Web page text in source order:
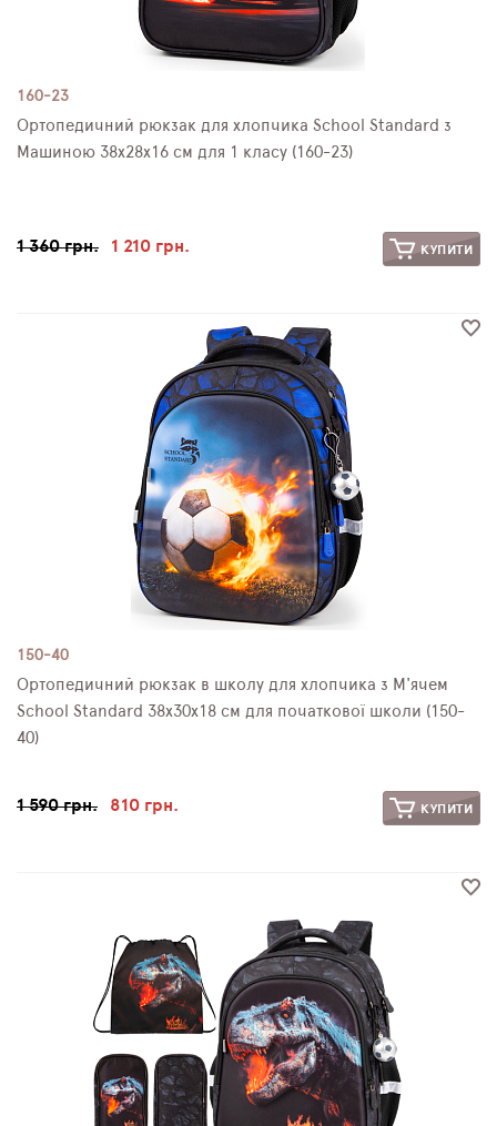
160-23
Ортопедичний рюкзак для хлопчика School Standard з
Машиною 38х28х16 см для 1 класу (160-23)
1 360 грн. 1 210 грн. КУПИТИ
150-40
Ортопедичний рюкзак в школу для хлопчика з М'ячем
School Standard 38х30х18 см для початкової школи (150-
40)
1 590 грн. 810 грн. КУПИТИ